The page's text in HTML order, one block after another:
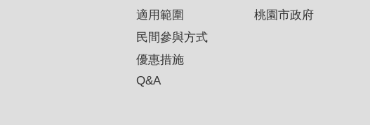
適用範圍
民間參與方式
優惠措施
Q&A
桃園市政府